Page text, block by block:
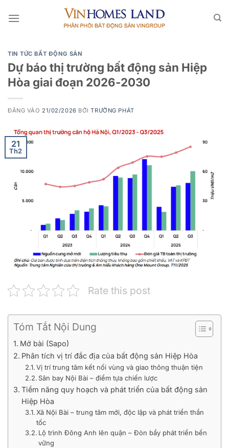
qua
TIN TỨC BẤT ĐỘNG SẢN
Dự báo thị trường bất động sản Hiệp
Hòa giai đoạn 2026-2030
ĐĂNG VÀO 21/02/2026 BỞITRƯỜNG PHÁT
21
Th2
Rate this post
Tóm Tắt Nội Dung
Mở bài (Sapo)
Phân tích vị trí đắc địa của bất động sản Hiệp Hòa
Vị trí trung tâm kết nối vùng và giao thông thuận tiện
Sân bay Nội Bài – điểm tựa chiến lược
Tiềm năng quy hoạch và phát triển của bất động sản
Hiệp Hòa
Xã Nội Bài – trung tâm mới, độc lập và phát triển thần
tốc
Lộ trình Đông Anh lên quận – Đòn bẩy phát triển bền
vững